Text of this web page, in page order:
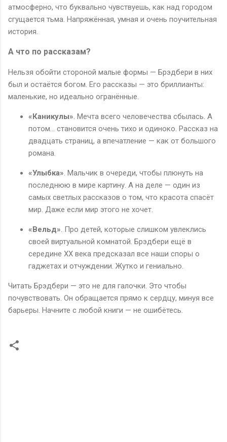
атмосферно, что буквально чувствуешь, как над городом
сгущается тьма. Напряжённая, умная и очень поучительная
история.
А что по рассказам?
Нельзя обойти стороной малые формы — Брэдбери в них
был и остаётся богом. Его рассказы — это бриллианты:
маленькие, но идеально огранённые.
«Каникулы» . Мечта всего человечества сбылась. А
потом... становится очень тихо и одиноко. Рассказ на
двадцать страниц, а впечатление — как от большого
романа.
«Улыбка» . Мальчик в очереди, чтобы плюнуть на
последнюю в мире картину. А на деле — один из
самых светлых рассказов о том, что красота спасёт
мир. Даже если мир этого не хочет.
«Вельд» . Про детей, которые слишком увлеклись
своей виртуальной комнатой. Брэдбери ещё в
середине XX века предсказал все наши споры о
гаджетах и отчуждении. Жутко и гениально.
Читать Брэдбери — это не для галочки. Это чтобы
почувствовать. Он обращается прямо к сердцу, минуя все
барьеры. Начните с любой книги — не ошибётесь.